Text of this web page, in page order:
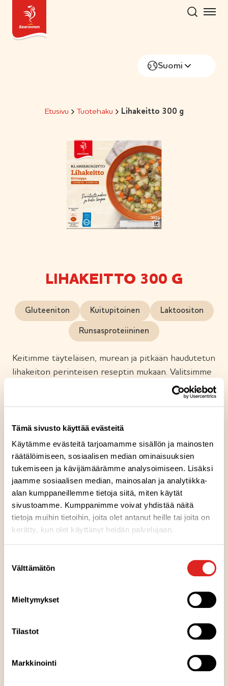
Tämä sivusto käyttää evästeitä
Käytämme evästeitä tarjoamamme sisällön ja mainosten
räätälöimiseen, sosiaalisen median ominaisuuksien
tukemiseen ja kävijämäärämme analysoimiseen. Lisäksi
jaamme sosiaalisen median, mainosalan ja analytiikka-
alan kumppaneillemme tietoja siitä, miten käytät
sivustoamme. Kumppanimme voivat yhdistää näitä
tietoja muihin tietoihin, joita olet antanut heille tai joita on
kerätty, kun olet käyttänyt heidän palvelujaan.
valinta
Välttämätön
Mieltymykset
Tilastot
Markkinointi
Hyppää
sisältöön
Suomi
Etusivu Tuotehaku Lihakeitto 300 g
LIHAKEITTO 300 G
Gluteeniton Kuitupitoinen Laktoositon
Runsasproteiininen
Keitimme täyteläisen, murean ja pitkään haudutetun
lihakeiton perinteisen reseptin mukaan. Valitsimme
huolella keittoon sopivat perunat, juurekset ja
suomalaisen naudanlihan. Haudutettu liha on
maun perunasta, porkkanasta ja lantusta. Onko tämä
lempikeittosi?
Ainesosat